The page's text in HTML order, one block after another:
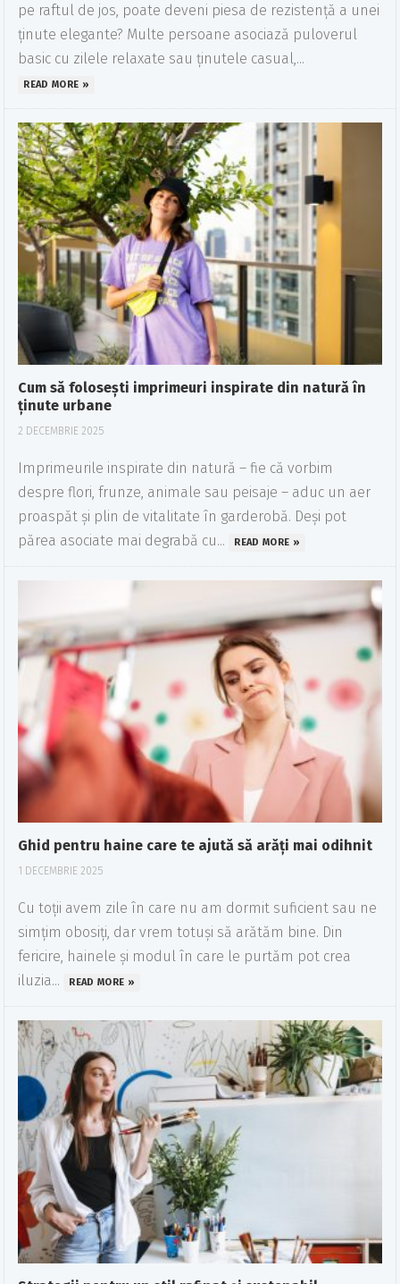
pe raftul de jos, poate deveni piesa de rezistență a unei
ținute elegante? Multe persoane asociază puloverul
basic cu zilele relaxate sau ținutele casual,...
READ MORE »
Cum să folosești imprimeuri inspirate din natură în
ținute urbane
2 DECEMBRIE 2025
Imprimeurile inspirate din natură – fie că vorbim
despre flori, frunze, animale sau peisaje – aduc un aer
proaspăt și plin de vitalitate în garderobă. Deși pot
părea asociate mai degrabă cu...
READ MORE »
Ghid pentru haine care te ajută să arăți mai odihnit
1 DECEMBRIE 2025
Cu toții avem zile în care nu am dormit suficient sau ne
simțim obosiți, dar vrem totuși să arătăm bine. Din
fericire, hainele și modul în care le purtăm pot crea
iluzia...
READ MORE »